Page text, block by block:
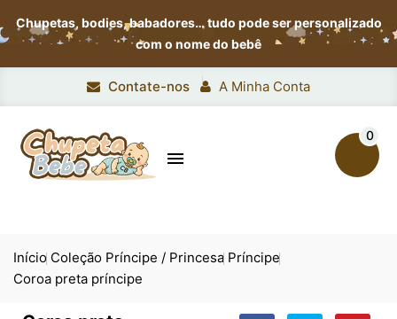
Chupetas, bodies, babadores…tudo pode ser personalizado
com o nome do bebê
Contate-nos A Minha Conta

0
Início Coleção Príncipe / Princesa Príncipe
Coroa preta príncipe